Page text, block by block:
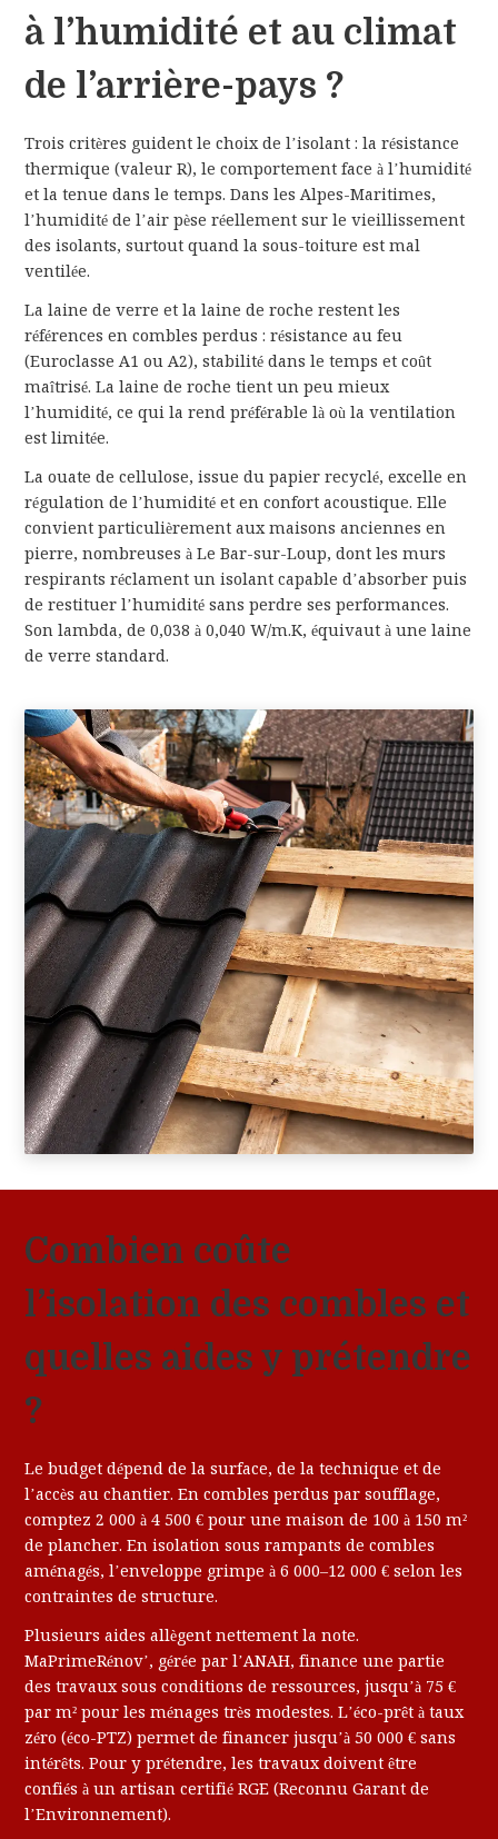
à l’humidité et au climat
de l’arrière-pays ?
Trois critères guident le choix de l’isolant : la résistance
thermique (valeur R), le comportement face à l’humidité
et la tenue dans le temps. Dans les Alpes-Maritimes,
l’humidité de l’air pèse réellement sur le vieillissement
des isolants, surtout quand la sous-toiture est mal
ventilée.
La laine de verre et la laine de roche restent les
références en combles perdus : résistance au feu
(Euroclasse A1 ou A2), stabilité dans le temps et coût
maîtrisé. La laine de roche tient un peu mieux
l’humidité, ce qui la rend préférable là où la ventilation
est limitée.
La ouate de cellulose, issue du papier recyclé, excelle en
régulation de l’humidité et en confort acoustique. Elle
convient particulièrement aux maisons anciennes en
pierre, nombreuses à Le Bar-sur-Loup, dont les murs
respirants réclament un isolant capable d’absorber puis
de restituer l’humidité sans perdre ses performances.
Son lambda, de 0,038 à 0,040 W/m.K, équivaut à une laine
de verre standard.
Combien coûte
l’isolation des combles et
quelles aides y prétendre
?
Le budget dépend de la surface, de la technique et de
l’accès au chantier. En combles perdus par soufflage,
comptez 2 000 à 4 500 € pour une maison de 100 à 150 m²
de plancher. En isolation sous rampants de combles
aménagés, l’enveloppe grimpe à 6 000–12 000 € selon les
contraintes de structure.
Plusieurs aides allègent nettement la note.
MaPrimeRénov’, gérée par l’ANAH, finance une partie
des travaux sous conditions de ressources, jusqu’à 75 €
par m² pour les ménages très modestes. L’éco-prêt à taux
zéro (éco-PTZ) permet de financer jusqu’à 50 000 € sans
intérêts. Pour y prétendre, les travaux doivent être
confiés à un artisan certifié RGE (Reconnu Garant de
l’Environnement).